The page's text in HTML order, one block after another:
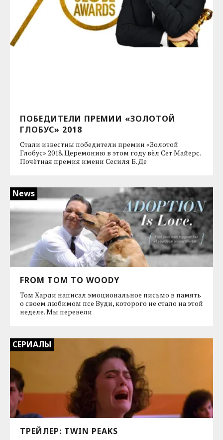
ПОБЕДИТЕЛИ ПРЕМИИ «ЗОЛОТОЙ
ГЛОБУС» 2018
Стали известны победители премии «Золотой
Глобус» 2018. Церемонию в этом году вёл Сет Майерс.
Почётная премия имени Сесиля Б. Де
News
FROM TOM TO WOODY
Том Харди написал эмоциональное письмо в память
о своем любимом псе Вуди, которого не стало на этой
неделе. Мы перевели
СЕРИАЛЫ
ТРЕЙЛЕР: TWIN PEAKS